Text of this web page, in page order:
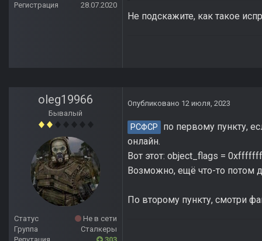
Регистрация
28.07.2020
Не подскажите, как такое
oleg19966
Бывалый
Статус
Не в сети
Группа
Сталкеры
Опубликовано 12 июля, 2023
РСФСР
по первому пункту,
онлайн.
Вот этот: object_flags =
Возможно, ещё что-то потом
По второму пункту, смотри